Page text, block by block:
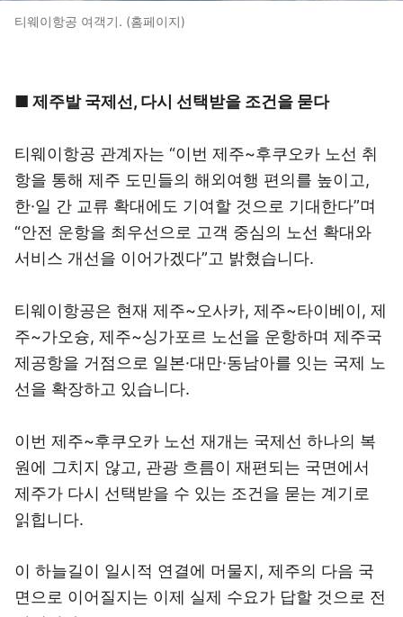
티웨이항공 여객기. (홈페이지)
■ 제주발 국제선, 다시 선택받을 조건을 묻다
티웨이항공 관계자는 “이번 제주~후쿠오카 노선 취
항을 통해 제주 도민들의 해외여행 편의를 높이고,
한·일 간 교류 확대에도 기여할 것으로 기대한다”며
“안전 운항을 최우선으로 고객 중심의 노선 확대와
서비스 개선을 이어가겠다”고 밝혔습니다.
티웨이항공은 현재 제주~오사카, 제주~타이베이, 제
주~가오슝, 제주~싱가포르 노선을 운항하며 제주국
제공항을 거점으로 일본·대만·동남아를 잇는 국제 노
선을 확장하고 있습니다.
이번 제주~후쿠오카 노선 재개는 국제선 하나의 복
원에 그치지 않고, 관광 흐름이 재편되는 국면에서
제주가 다시 선택받을 수 있는 조건을 묻는 계기로
읽힙니다.
이 하늘길이 일시적 연결에 머물지, 제주의 다음 국
면으로 이어질지는 이제 실제 수요가 답할 것으로 전